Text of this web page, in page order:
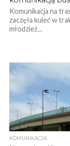
Komunikacja na
zaczęła kuleć w
młodzież...
KOMUNIKACJA